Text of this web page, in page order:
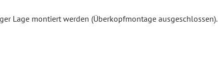
Lage montiert werden (Überkopfmontage ausgeschlossen).